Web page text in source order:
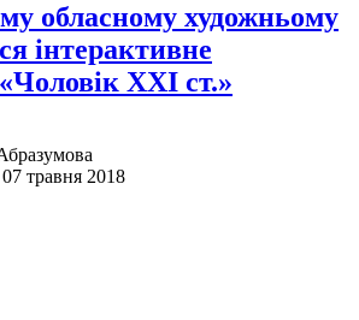
обласному художньому
інтерактивне
ХХІ ст.»
травня 2018